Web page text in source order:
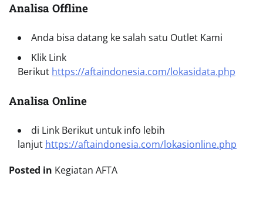
Analisa Offline
Anda bisa datang ke salah satu Outlet Kami
Klik Link
Berikut https://aftaindonesia.com/lokasidata.php
Analisa Online
di Link Berikut untuk info lebih
lanjut https://aftaindonesia.com/lokasionline.php
Posted in Kegiatan AFTA